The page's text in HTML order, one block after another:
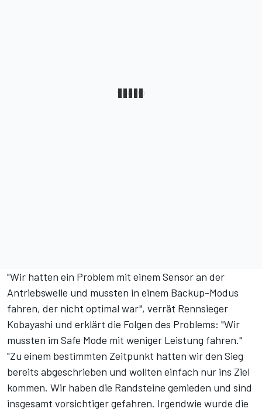
"Wir hatten ein Problem mit einem Sensor an der
Antriebswelle und mussten in einem Backup-Modus
fahren, der nicht optimal war", verrät Rennsieger
Kobayashi und erklärt die Folgen des Problems: "Wir
mussten im Safe Mode mit weniger Leistung fahren."
"Zu einem bestimmten Zeitpunkt hatten wir den Sieg
bereits abgeschrieben und wollten einfach nur ins Ziel
kommen. Wir haben die Randsteine gemieden und sind
insgesamt vorsichtiger gefahren. Irgendwie wurde die